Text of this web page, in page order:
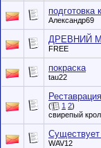
подготовка
Александр69
ДРЕВНИЙ
FREE
покраска
tau22
( 1 2)
свирепый
WAV12